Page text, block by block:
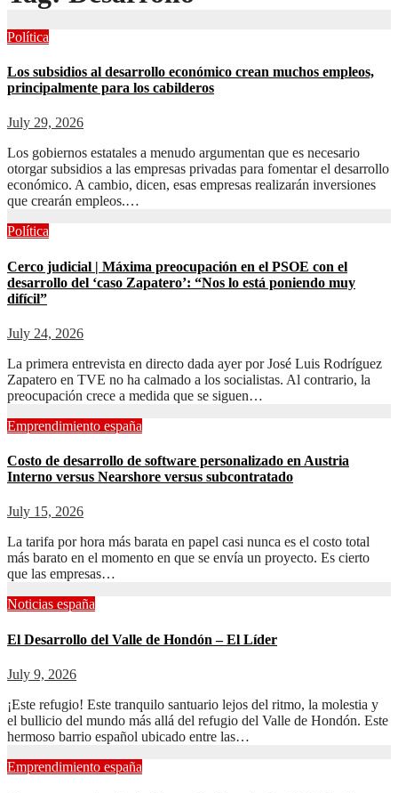
Política
Los subsidios al desarrollo económico crean muchos empleos,
principalmente para los cabilderos
July 29, 2026
Los gobiernos estatales a menudo argumentan que es necesario
otorgar subsidios a las empresas privadas para fomentar el desarrollo
económico. A cambio, dicen, esas empresas realizarán inversiones
que crearán empleos.…
Política
Cerco judicial | Máxima preocupación en el PSOE con el
desarrollo del ‘caso Zapatero’: “Nos lo está poniendo muy
difícil”
July 24, 2026
La primera entrevista en directo dada ayer por José Luis Rodríguez
Zapatero en TVE no ha calmado a los socialistas. Al contrario, la
preocupación crece a medida que se siguen…
Emprendimiento españa
Costo de desarrollo de software personalizado en Austria
Interno versus Nearshore versus subcontratado
July 15, 2026
La tarifa por hora más barata en papel casi nunca es el costo total
más barato en el momento en que se envía un proyecto. Es cierto
que las empresas…
Noticias españa
El Desarrollo del Valle de Hondón – El Líder
July 9, 2026
¡Este refugio! Este tranquilo santuario lejos del ritmo, la molestia y
el bullicio del mundo más allá del refugio del Valle de Hondón. Este
hermoso barrio español ubicado entre las…
Emprendimiento españa